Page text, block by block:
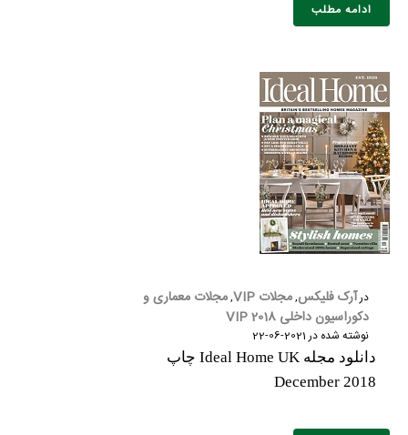
ادامه مطلب
درآرک فلیکس,مجلات VIP ,مجلات معماری و
دکوراسیون داخلی 2018 VIP
نوشته شده در2021-06-22
دانلود مجله Ideal Home UK چاپ
December 2018
نام و نام خانوادگی :
تلفن همراه : *
شماره واتس‌اپ : *